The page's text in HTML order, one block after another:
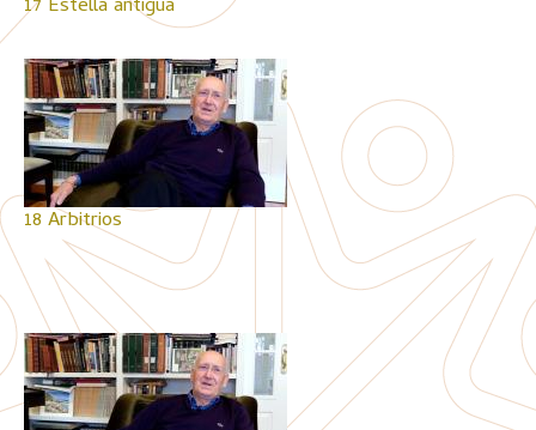
17 Estella antigua
18 Arbitrios